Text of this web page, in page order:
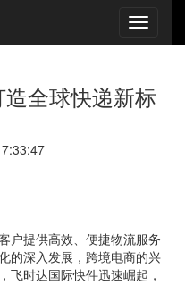
全球快递新标
户提供高效、便捷物流服务
的深入发展，跨境电商的兴
飞时达国际快件迅速崛起，